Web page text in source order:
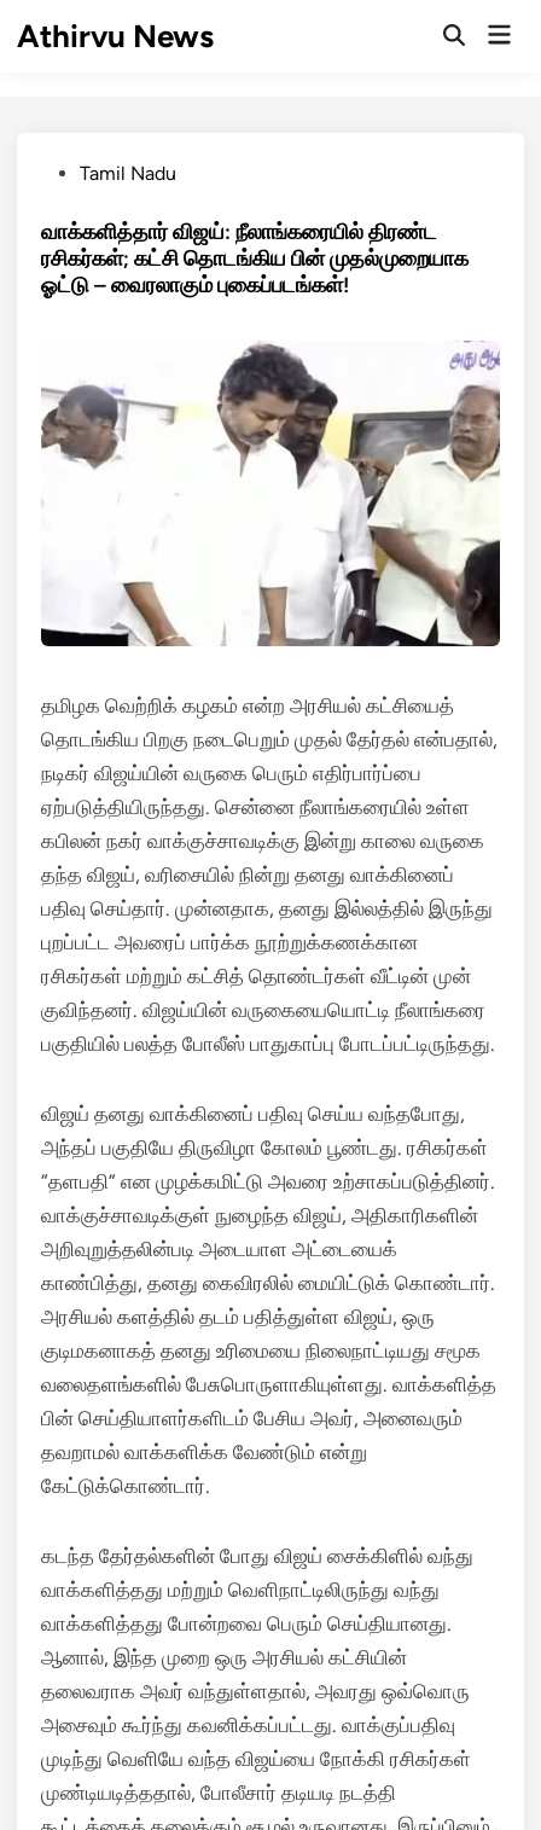
Athirvu News
OpenMain
PostedTamil Nadu
வாக்களித்தார் விஜய்: நீலாங்கரையில் திரண்ட
ரசிகர்கள்; கட்சி தொடங்கிய பின் முதல்முறையாக
ஓட்டு – வைரலாகும் புகைப்படங்கள்!
தமிழக வெற்றிக் கழகம் என்ற அரசியல் கட்சியைத்
தொடங்கிய பிறகு நடைபெறும் முதல் தேர்தல் என்பதால்,
நடிகர் விஜய்யின் வருகை பெரும் எதிர்பார்ப்பை
ஏற்படுத்தியிருந்தது. சென்னை நீலாங்கரையில் உள்ள
கபிலன் நகர் வாக்குச்சாவடிக்கு இன்று காலை வருகை
தந்த விஜய், வரிசையில் நின்று தனது வாக்கினைப்
பதிவு செய்தார். முன்னதாக, தனது இல்லத்தில் இருந்து
புறப்பட்ட அவரைப் பார்க்க நூற்றுக்கணக்கான
ரசிகர்கள் மற்றும் கட்சித் தொண்டர்கள் வீட்டின் முன்
குவிந்தனர். விஜய்யின் வருகையையொட்டி நீலாங்கரை
பகுதியில் பலத்த போலீஸ் பாதுகாப்பு போடப்பட்டிருந்தது.
விஜய் தனது வாக்கினைப் பதிவு செய்ய வந்தபோது,
அந்தப் பகுதியே திருவிழா கோலம் பூண்டது. ரசிகர்கள்
“தளபதி” என முழக்கமிட்டு அவரை உற்சாகப்படுத்தினர்.
வாக்குச்சாவடிக்குள் நுழைந்த விஜய், அதிகாரிகளின்
அறிவுறுத்தலின்படி அடையாள அட்டையைக்
காண்பித்து, தனது கைவிரலில் மையிட்டுக் கொண்டார்.
அரசியல் களத்தில் தடம் பதித்துள்ள விஜய், ஒரு
குடிமகனாகத் தனது உரிமையை நிலைநாட்டியது சமூக
வலைதளங்களில் பேசுபொருளாகியுள்ளது. வாக்களித்த
பின் செய்தியாளர்களிடம் பேசிய அவர், அனைவரும்
தவறாமல் வாக்களிக்க வேண்டும் என்று
கேட்டுக்கொண்டார்.
கடந்த தேர்தல்களின் போது விஜய் சைக்கிளில் வந்து
வாக்களித்தது மற்றும் வெளிநாட்டிலிருந்து வந்து
வாக்களித்தது போன்றவை பெரும் செய்தியானது.
ஆனால், இந்த முறை ஒரு அரசியல் கட்சியின்
தலைவராக அவர் வந்துள்ளதால், அவரது ஒவ்வொரு
அசைவும் கூர்ந்து கவனிக்கப்பட்டது. வாக்குப்பதிவு
முடிந்து வெளியே வந்த விஜய்யை நோக்கி ரசிகர்கள்
முண்டியடித்ததால், போலீசார் தடியடி நடத்தி